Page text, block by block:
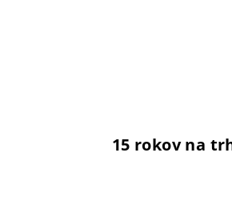
15 rokov na